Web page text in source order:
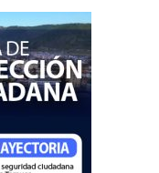
: